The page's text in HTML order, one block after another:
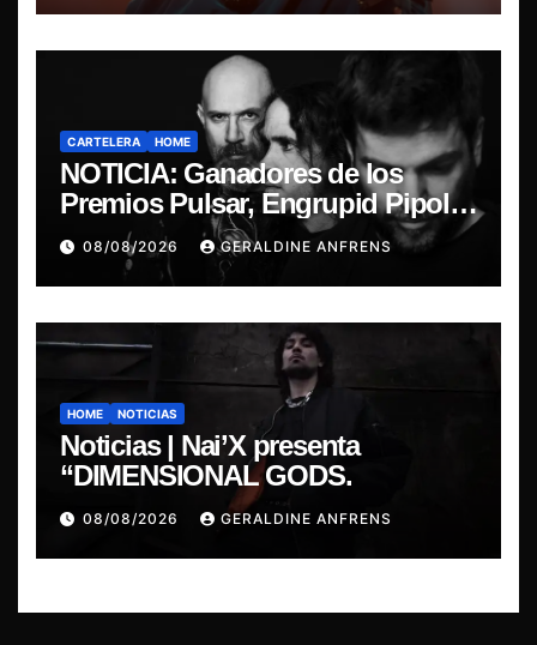
CARTELERA HOME
NOTICIA: Ganadores de los
Premios Pulsar, Engrupid Pipol
presentan show exclusivo.
08/08/2026 GERALDINE ANFRENS
HOME NOTICIAS
Noticias | Nai’X presenta
“DIMENSIONAL GODS.
08/08/2026 GERALDINE ANFRENS